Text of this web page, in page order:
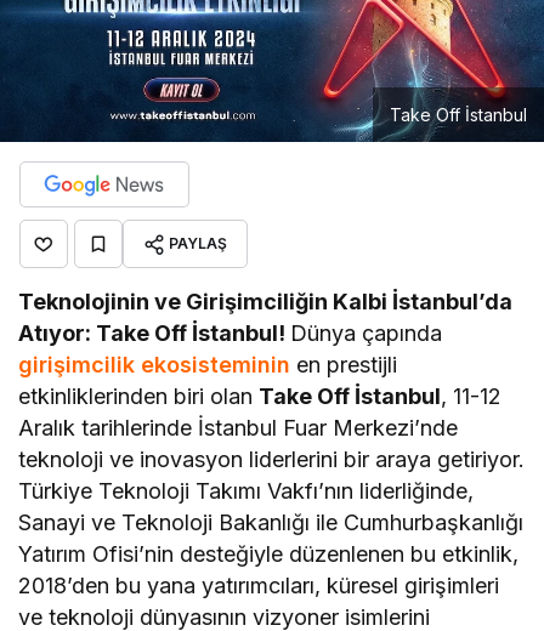
Take Off İstanbul
PAYLAŞ
Teknolojinin ve Girişimciliğin Kalbi İstanbul’da
Atıyor: Take Off İstanbul! Dünya çapında
girişimcilik ekosisteminin en prestijli
etkinliklerinden biri olan Take Off İstanbul, 11-12
Aralık tarihlerinde İstanbul Fuar Merkezi’nde
teknoloji ve inovasyon liderlerini bir araya getiriyor.
Türkiye Teknoloji Takımı Vakfı’nın liderliğinde,
Sanayi ve Teknoloji Bakanlığı ile Cumhurbaşkanlığı
Yatırım Ofisi’nin desteğiyle düzenlenen bu etkinlik,
2018’den bu yana yatırımcıları, küresel girişimleri
ve teknoloji dünyasının vizyoner isimlerini